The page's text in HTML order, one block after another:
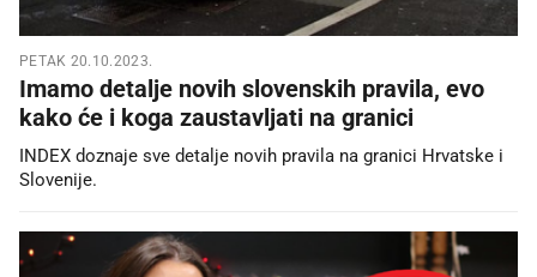
PETAK 20.10.2023.
Imamo detalje novih slovenskih pravila, evo
kako će i koga zaustavljati na granici
INDEX doznaje sve detalje novih pravila na granici Hrvatske i
Slovenije.